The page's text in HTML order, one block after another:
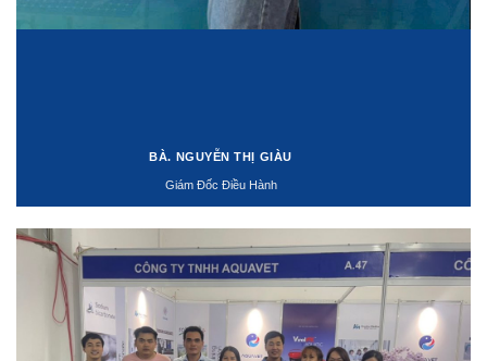
BÀ. NGUYỄN THỊ GIÀU
Giám Đốc Điều Hành